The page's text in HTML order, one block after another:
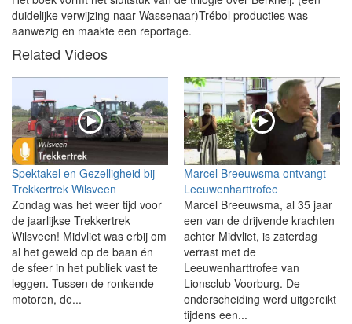
duidelijke verwijzing naar Wassenaar)Trébol producties was
aanwezig en maakte een reportage.
Related Videos
Spektakel en Gezelligheid bij
Trekkertrek Wilsveen
Zondag was het weer tijd voor
de jaarlijkse Trekkertrek
Wilsveen! Midvliet was erbij om
al het geweld op de baan én
de sfeer in het publiek vast te
leggen. Tussen de ronkende
motoren, de...
Marcel Breeuwsma ontvangt
Leeuwenharttrofee
Marcel Breeuwsma, al 35 jaar
een van de drijvende krachten
achter Midvliet, is zaterdag
verrast met de
Leeuwenharttrofee van
Lionsclub Voorburg. De
onderscheiding werd uitgereikt
tijdens een...